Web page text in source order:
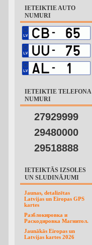
IETEIKTIE AUTO
NUMURI
IETEIKTIE TELEFONA
NUMURI
27929999
29480000
29518888
IETEIKTĀS IZSOLES
UN SLUDINĀJUMI
Jaunas, detalizētas
Latvijas un Eiropas GPS
kartes
Разблокировка и
Раскодировка Магнитол.
Jaunākās Eiropas un
Latvijas kartes 2026